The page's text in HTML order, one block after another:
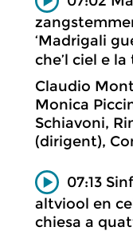
‘Madrigali
che’l ciel e la
Claudio
Monica
Schiavoni,
(dirigent),
07:13
altviool en
chiesa a